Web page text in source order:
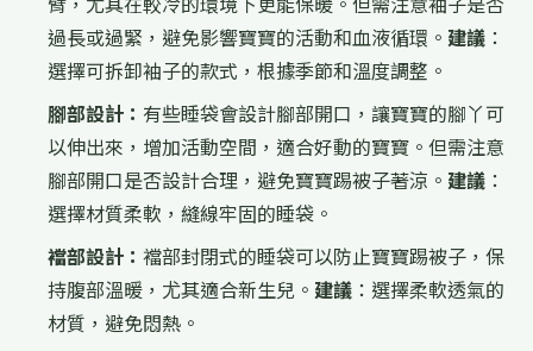
過長或過緊，避免影響寶寶的活動和血液循環。 建議 ：
選擇可拆卸袖子的款式，根據季節和溫度調整。
腳部設計： 有些睡袋會設計腳部開口，讓寶寶的腳丫可
以伸出來，增加活動空間，適合好動的寶寶。但需注意
腳部開口是否設計合理，避免寶寶踢被子著涼。 建議 ：
選擇材質柔軟，縫線牢固的睡袋。
襠部設計： 襠部封閉式的睡袋可以防止寶寶踢被子，保
持腹部溫暖，尤其適合新生兒。 建議 ：選擇柔軟透氣的
材質，避免悶熱。